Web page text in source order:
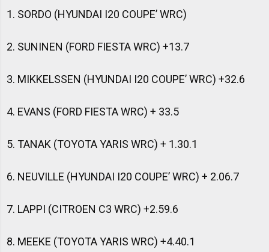
1. SORDO (HYUNDAI I20 COUPE’ WRC)
2. SUNINEN (FORD FIESTA WRC) +13.7
3. MIKKELSSEN (HYUNDAI I20 COUPE’ WRC) +32.6
4. EVANS (FORD FIESTA WRC) + 33.5
5. TANAK (TOYOTA YARIS WRC) + 1.30.1
6. NEUVILLE (HYUNDAI I20 COUPE’ WRC) + 2.06.7
7. LAPPI (CITROEN C3 WRC) +2.59.6
8. MEEKE (TOYOTA YARIS WRC) +4.40.1